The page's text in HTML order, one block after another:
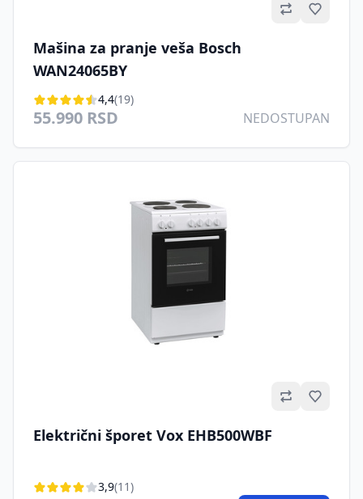
Mašina za pranje veša Bosch
WAN24065BY
4,4(19)
55.990 RSD NEDOSTUPAN
Električni šporet Vox EHB500WBF
3,9(11)